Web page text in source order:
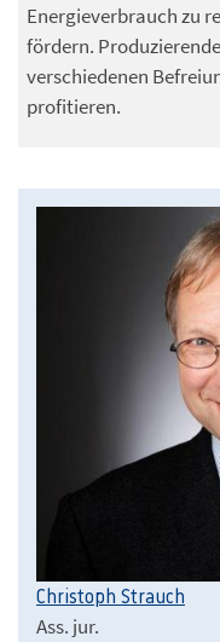
Energieverbrauch zu
fördern.
verschiedenen
profitieren.
Christoph Strauch
Ass. jur.